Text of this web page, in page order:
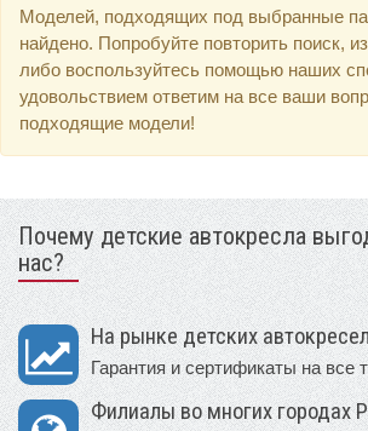
Моделей, подходящих под выбранные
найдено. Попробуйте повторить поиск,
либо воспользуйтесь помощью наших
удовольствием ответим на все ваши
подходящие модели!
Почему детские автокресла
нас?
На рынке детских
Гарантия и сертификаты на все
Филиалы во многих городах